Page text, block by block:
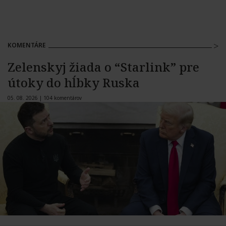
KOMENTÁRE
Zelenskyj žiada o “Starlink” pre
útoky do hĺbky Ruska
05. 08. 2026 | 104 komentárov